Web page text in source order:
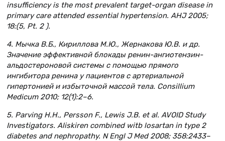
insufficiency is the most prevalent target-organ disease in
primary care attended essential hypertension. AHJ 2005;
18:(5, Pt. 2 ).
4. Мычка В.Б., Кириллова М.Ю., Жернакова Ю.В. и др.
Значение эффективной блокады ренин-ангиотензин-
альдостероновой системы с помощью прямого
ингибитора ренина у пациентов с артериальной
гипертонией и избыточной массой тела. Consillium
Medicum 2010; 12(1):2–6.
5. Parving H.H., Persson F., Lewis J.B. et al. AVOID Study
Investigators. Aliskiren combined witb losartan in type 2
diabetes and nephropathy. N Engl J Med 2008; 358:2433–